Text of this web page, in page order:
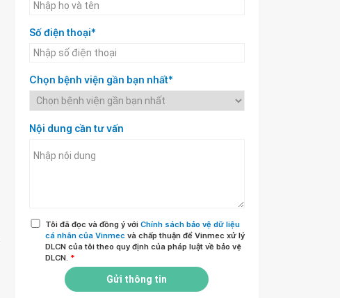
Số điện thoại*
Chọn bệnh viện gần bạn nhất*
Nội dung cần tư vấn
Tôi đã đọc và đồng ý với Chính sách bảo vệ dữ liệu
cá nhân của Vinmec và chấp thuận để Vinmec xử lý
DLCN của tôi theo quy định của pháp luật về bảo vệ
DLCN. *
Gửi thông tin